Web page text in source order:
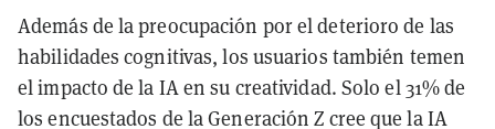
Además de la preocupación por el deterioro de las
habilidades cognitivas, los usuarios también temen
el impacto de la IA en su creatividad. Solo el 31% de
los encuestados de la Generación Z cree que la IA